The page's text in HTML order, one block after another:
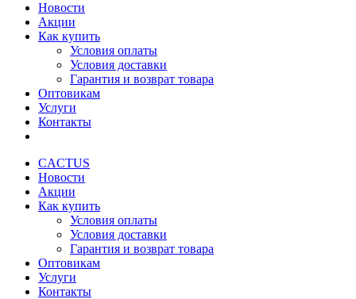
Новости
Акции
Как купить
Условия оплаты
Условия доставки
Гарантия и возврат товара
Оптовикам
Услуги
Контакты
CACTUS
Новости
Акции
Как купить
Условия оплаты
Условия доставки
Гарантия и возврат товара
Оптовикам
Услуги
Контакты